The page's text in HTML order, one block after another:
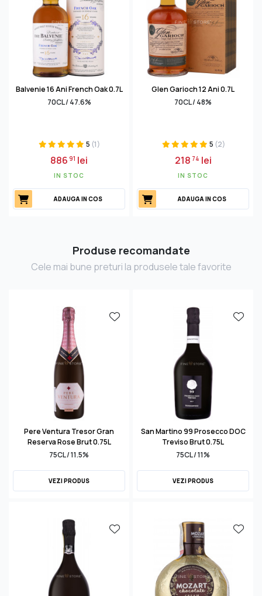
Balvenie 16 Ani French Oak 0.7L
70CL / 47.6%
5 (1)
88691 lei
IN STOC
ADAUGA IN COS
Glen Garioch 12 Ani 0.7L
70CL / 48%
5 (2)
218 74 lei
IN STOC
ADAUGA IN COS
Produse recomandate
Cele mai bune preturi la produsele tale favorite
Pere Ventura Tresor Gran
Reserva Rose Brut 0.75L
75CL / 11.5%
VEZI PRODUS
San Martino 99 Prosecco DOC
Treviso Brut 0.75L
75CL / 11%
VEZI PRODUS